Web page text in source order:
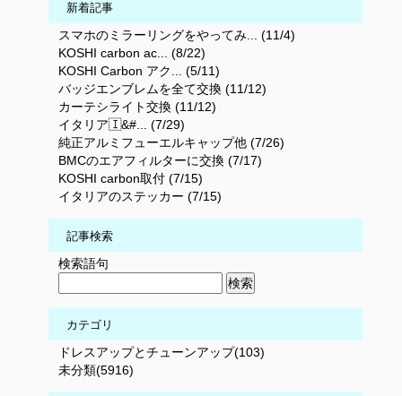
新着記事
スマホのミラーリングをやってみ... (11/4)
KOSHI carbon ac... (8/22)
KOSHI Carbon アク... (5/11)
バッジエンブレムを全て交換 (11/12)
カーテシライト交換 (11/12)
イタリア🇮&#... (7/29)
純正アルミフューエルキャップ他 (7/26)
BMCのエアフィルターに交換 (7/17)
KOSHI carbon取付 (7/15)
イタリアのステッカー (7/15)
記事検索
検索語句
カテゴリ
ドレスアップとチューンアップ(103)
未分類(5916)